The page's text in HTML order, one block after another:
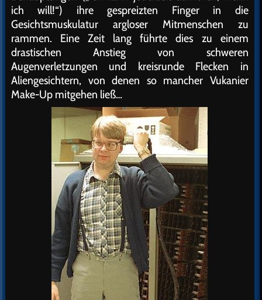
ich will!“) ihre gespreizten Finger in die
Gesichtsmuskulatur argloser Mitmenschen zu
rammen. Eine Zeit lang führte dies zu einem
drastischen Anstieg von schweren
Augenverletzungen und kreisrunde Flecken in
Aliengesichtern, von denen so mancher Vukanier
Make-Up mitgehen ließ…